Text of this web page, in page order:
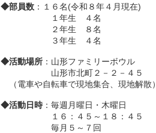
◆部員数 ：１６名(令和８年４月現在)
１年生 ４名
２年生 ８名
３年生 ４名
◆活動場所 ：山形ファミリーボウル
山形市北町２－２－４５
（電車や自転車で現地集合、現地解散）
◆活動日時：毎週月曜日・木曜日
１６：４５～１８：４５
毎月５～７回